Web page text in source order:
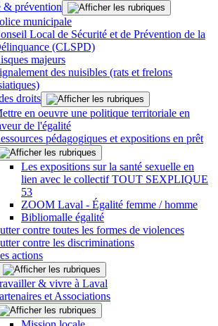
& prévention
municipale
Local de Sécurité et de Prévention de la
(CLSPD)
majeurs
des nuisibles (rats et frelons
droits
en oeuvre une politique territoriale en
de l'égalité
pédagogiques et expositions en prêt
Les expositions sur la santé sexuelle en
lien avec le collectif TOUT SEXPLIQUE
53
ZOOM Laval - Égalité femme / homme
Bibliomalle égalité
contre toutes les formes de violences
contre les discriminations
actions
& vivre à Laval
et Associations